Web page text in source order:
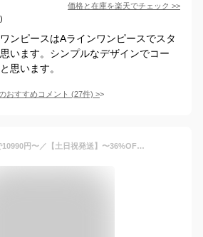
価格と在庫を楽天でチェック >>
ンピースはAラインワンピースでスタ
います。シンプルなデザインでコー
思います。
おすすめコメント (27件) >
＼クーポン利用で10990円〜／【土日祝発送】〜36%OFF セレモニースーツ 入学式 ママスーツ 卒業式 スーツ 母親 ワンピース セットアップ 入園式 卒園式 お宮参り 七五三 レディース フォーマル 黒 ネイビー カジュアル おしゃれ コーデ かっこいい 試着チケット対象